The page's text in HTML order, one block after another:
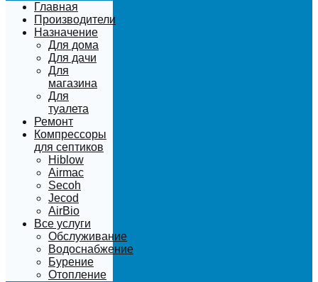
Главная
Производители
Назначение
Для дома
Для дачи
Для
магазина
Для
туалета
Ремонт
Компрессоры
для септиков
Hiblow
Airmac
Secoh
Jecod
AirBio
Все услуги
Обслуживание
Водоснабжение
Бурение
Отопление